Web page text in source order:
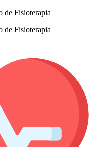
Fisioterapia
Fisioterapia